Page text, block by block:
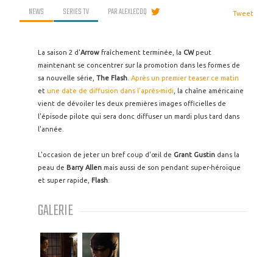
NEWS SERIES TV PARALEXLECOQ Tweet
La saison 2 d'Arrow fraîchement terminée, la CWpeut
maintenant se concentrer sur la promotion dans les formes de
sa nouvelle série, The Flash Après un premier teaser ce matin
et une date de diffusion dans l'après-midi , la chaîne américaine
vient de dévoiler les deux premières images officielles de
l'épisode pilote qui sera donc diffuser un mardi plus tard dans
l'année.
L'occasion de jeter un bref coup d'œil de Grant Gustin dans la
peau de Barry Allen mais aussi de son pendant super-héroïque
et super rapide, Flash
GALERIE